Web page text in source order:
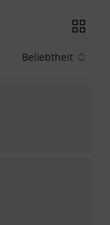
Beliebtheit